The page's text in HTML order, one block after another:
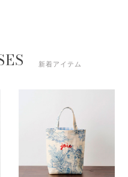
新着アイテム